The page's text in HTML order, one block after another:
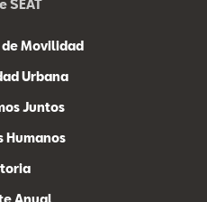
SEAT
Movilidad
Urbana
Juntos
Humanos
Anual